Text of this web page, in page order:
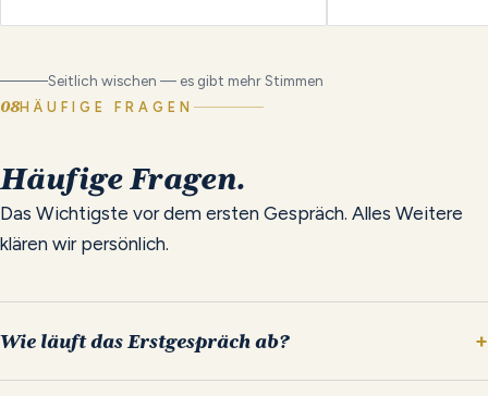
Seitlich wischen — es gibt mehr Stimmen
08HÄUFIGE FRAGEN
HäufigeFragen.
Das Wichtigste vor dem ersten Gespräch. Alles Weitere
klären wir persönlich.
Wie läuft das Erstgespräch ab?